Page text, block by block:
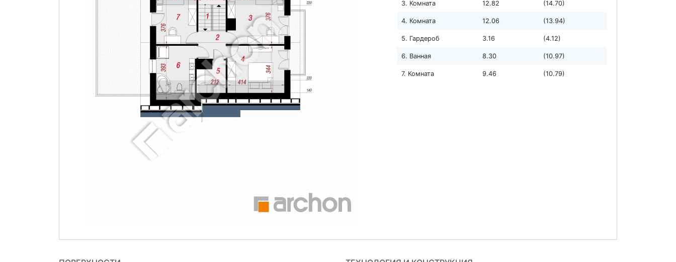
3. Комната 12.82 (14.70)
4. Комната 12.06 (13.94)
5. Гардероб 3.16 (4.12)
6. Ванная 8.30 (10.97)
7. Комната 9.46 (10.79)